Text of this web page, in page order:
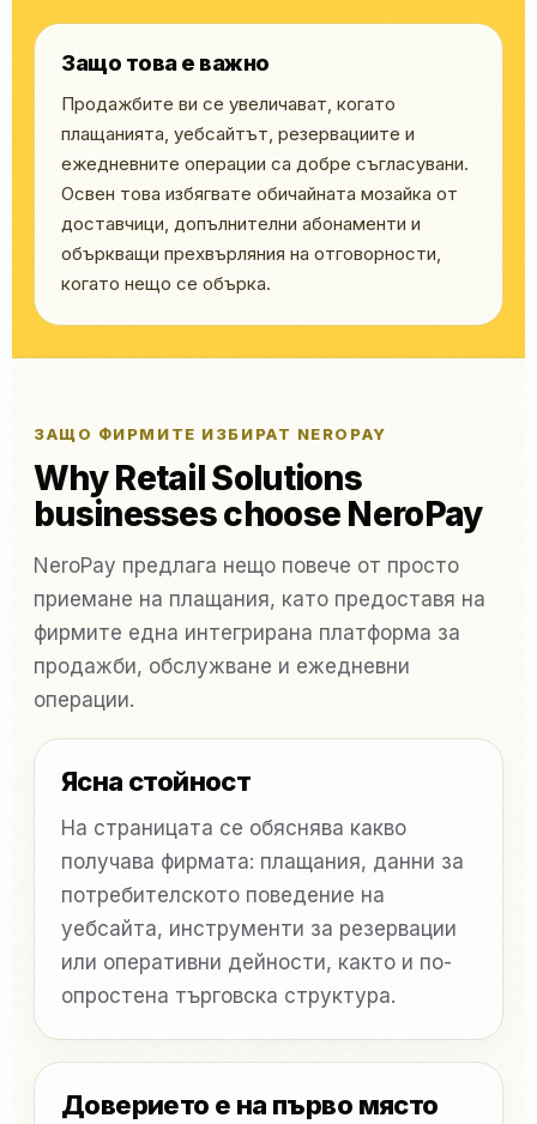
Защо това е важно
Продажбите ви се увеличават, когато
плащанията, уебсайтът, резервациите и
ежедневните операции са добре съгласувани.
Освен това избягвате обичайната мозайка от
доставчици, допълнителни абонаменти и
объркващи прехвърляния на отговорности,
когато нещо се обърка.
ЗАЩО ФИРМИТЕ ИЗБИРАТ NEROPAY
Why Retail Solutions
businesses choose NeroPay
NeroPay предлага нещо повече от просто
приемане на плащания, като предоставя на
фирмите една интегрирана платформа за
продажби, обслужване и ежедневни
операции.
Ясна стойност
На страницата се обяснява какво
получава фирмата: плащания, данни за
потребителското поведение на
уебсайта, инструменти за резервации
или оперативни дейности, както и по-
опростена търговска структура.
Доверието е на първо място